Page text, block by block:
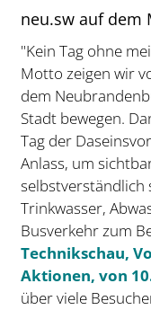
neu.sw auf dem
"Kein Tag ohne
Motto zeigen wir
dem
Stadt bewegen.
Tag der
Anlass, um
selbstverständlich
Trinkwasser,
Busverkehr zum
Technikschau,
Aktionen, von
über viele